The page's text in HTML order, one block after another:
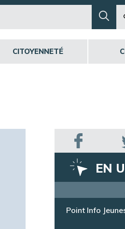
CITOYENNETÉ
EN
Point Info